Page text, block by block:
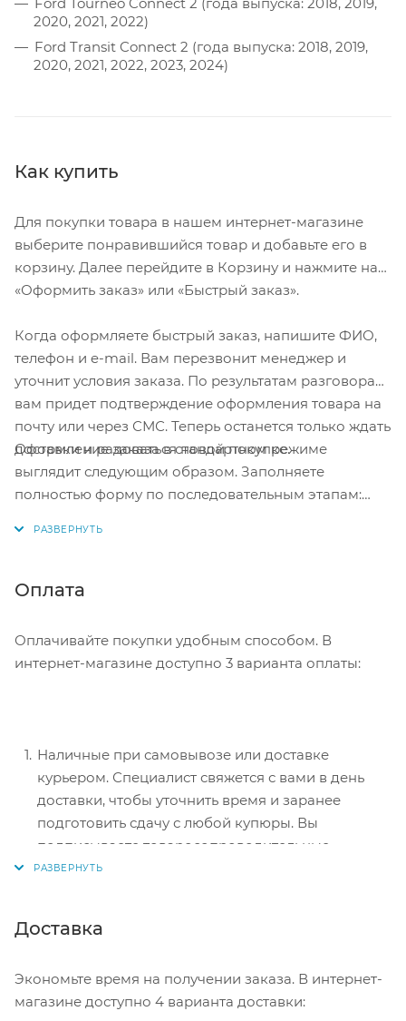
2020, 2021, 2022)
Ford Transit Connect 2 (года выпуска: 2018, 2019,
2020, 2021, 2022, 2023, 2024)
Как купить
Для покупки товара в нашем интернет-магазине
выберите понравившийся товар и добавьте его в
корзину. Далее перейдите в Корзину и нажмите на
«Оформить заказ» или «Быстрый заказ».
Когда оформляете быстрый заказ, напишите ФИО,
телефон и e-mail. Вам перезвонит менеджер и
уточнит условия заказа. По результатам разговора
вам придет подтверждение оформления товара на
почту или через СМС. Теперь останется только ждать
доставки и радоваться новой покупке.
Оформление заказа в стандартном режиме
выглядит следующим образом. Заполняете
полностью форму по последовательным этапам:
Нажмите кнопку «Оформить заказ».
Оплата
Оплачивайте покупки удобным способом. В
интернет-магазине доступно 3 варианта оплаты:
Наличные при самовывозе или доставке
курьером. Специалист свяжется с вами в день
доставки, чтобы уточнить время и заранее
подготовить сдачу с любой купюры. Вы
подписываете товаросопроводительные
документы, вносите денежные средства,
перенаправит вас на сервер системы ASSIST.
Здесь нужно ввести номер карты, срок действия
Доставка
Экономьте время на получении заказа. В интернет-
магазине доступно 4 варианта доставки: